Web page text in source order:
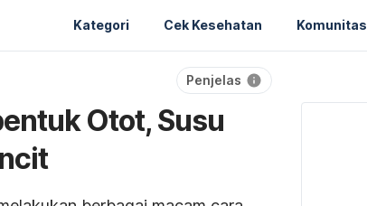
Kategori Cek Kesehatan Komunitas
Penjelas
Otot, Susu